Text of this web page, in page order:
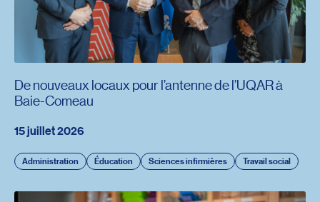
15 juillet 2026
Administration Éducation Sciences infirmières Travail social
De nouveaux locaux pour l’antenne de l’UQAR à
Baie-Comeau